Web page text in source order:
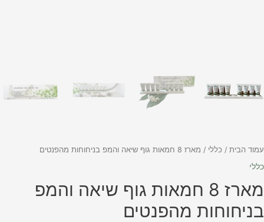
הבית/ כללי/ מארז 8 חמאות גוף שיאה והמפ בניחוחות מהפנטים
מארז 8 חמאות גוף שיאה והמפ
מהפנטים